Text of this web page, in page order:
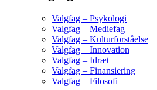
Valgfag – Psykologi
Valgfag – Mediefag
Valgfag – Kulturforståelse
Valgfag – Innovation
Valgfag – Idræt
Valgfag – Finansiering
Valgfag – Filosofi